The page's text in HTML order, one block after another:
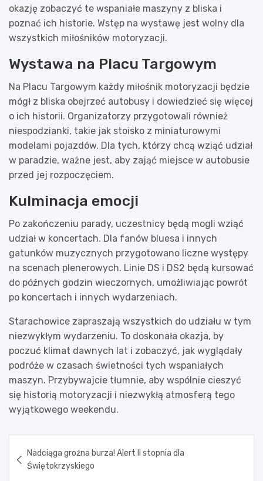
okazję zobaczyć te wspaniałe maszyny z bliska i
poznać ich historie. Wstęp na wystawę jest wolny dla
wszystkich miłośników motoryzacji.
Wystawa na Placu Targowym
Na Placu Targowym każdy miłośnik motoryzacji będzie
mógł z bliska obejrzeć autobusy i dowiedzieć się więcej
o ich historii. Organizatorzy przygotowali również
niespodzianki, takie jak stoisko z miniaturowymi
modelami pojazdów. Dla tych, którzy chcą wziąć udział
w paradzie, ważne jest, aby zająć miejsce w autobusie
przed jej rozpoczęciem.
Kulminacja emocji
Po zakończeniu parady, uczestnicy będą mogli wziąć
udział w koncertach. Dla fanów bluesa i innych
gatunków muzycznych przygotowano liczne występy
na scenach plenerowych. Linie DS i DS2 będą kursować
do późnych godzin wieczornych, umożliwiając powrót
po koncertach i innych wydarzeniach.
Starachowice zapraszają wszystkich do udziału w tym
niezwykłym wydarzeniu. To doskonała okazja, by
poczuć klimat dawnych lat i zobaczyć, jak wyglądały
podróże w czasach świetności tych wspaniałych
maszyn. Przybywajcie tłumnie, aby wspólnie cieszyć
się historią motoryzacji i niezwykłą atmosferą tego
wyjątkowego weekendu.
wpisu
Nadciąga groźna burza! Alert II stopnia dla
Świętokrzyskiego